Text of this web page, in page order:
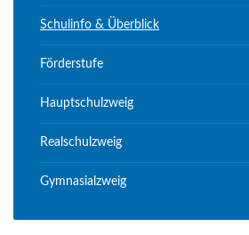
Schulinfo & Überblick
Förderstufe
Hauptschulzweig
Realschulzweig
Gymnasialzweig